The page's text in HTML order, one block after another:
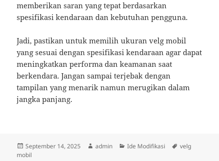
memberikan saran yang tepat berdasarkan
spesifikasi kendaraan dan kebutuhan pengguna.
Jadi, pastikan untuk memilih ukuran velg mobil
yang sesuai dengan spesifikasi kendaraan agar dapat
meningkatkan performa dan keamanan saat
berkendara. Jangan sampai terjebak dengan
tampilan yang menarik namun merugikan dalam
jangka panjang.
Posted
on
September 14, 2025 Author
admin Categories
Ide Modifikasi Tags
velg
mobil